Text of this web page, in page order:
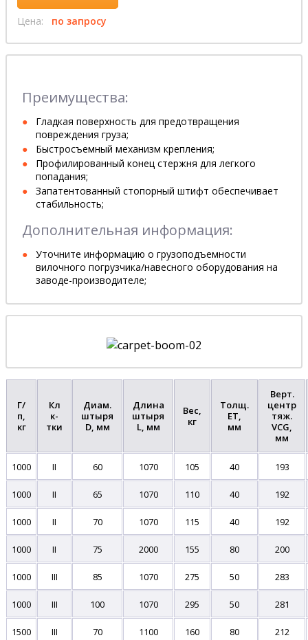
Цена: по запросу
Преимущества:
Гладкая поверхность для предотвращения
повреждения груза;
Быстросъемный механизм крепления;
Профилированный конец стержня для легкого
попадания;
Запатентованный стопорный штифт обеспечивает
стабильность;
Дополнительная информация:
Уточните информацию о грузоподъемности
вилочного погрузчика/навесного оборудования на
заводе-производителе;
Г/
п,
кг
Кл
к-
тки
Диам.
штыря
D, мм
Длина
штыря
L, мм
Вес,
кг
Толщ.
ET,
мм
Верт.
центр
тяж.
VCG,
мм
1000 II 60 1070 105 40 193
1000 II 65 1070 110 40 192
1000 II 70 1070 115 40 192
1000 II 75 2000 155 80 200
1000 III 85 1070 275 50 283
1000 III 100 1070 295 50 281
1500 III 70 1100 160 80 212